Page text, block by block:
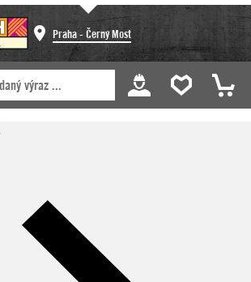
Praha - Černý Most